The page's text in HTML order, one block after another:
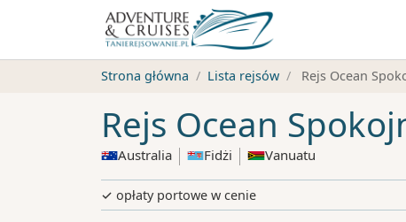
Strona główna Lista rejsów Rejs Ocean
Rejs Ocean
Australia Fidżi Vanuatu
✓ opłaty portowe w cenie